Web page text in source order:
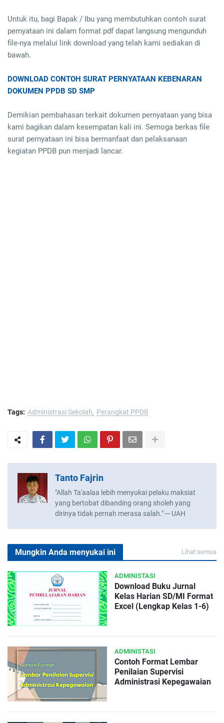
Untuk itu, bagi Bapak / Ibu yang membutuhkan contoh surat
pernyataan ini dalam format pdf dapat langsung mengunduh
file-nya melalui link download yang telah kami sediakan di
bawah.
DOWNLOAD CONTOH SURAT PERNYATAAN KEBENARAN
DOKUMEN PPDB SD SMP
Demikian pembahasan terkait dokumen pernyataan yang bisa
kami bagikan dalam kesempatan kali ini. Semoga berkas file
surat pernyataan ini bisa bermanfaat dan pelaksanaan
kegiatan PPDB pun menjadi lancar.
Tags: Administrasi Sekolah Perangkat PPDB
Tanto Fajrin
"Allah Ta'aalaa lebih menyukai pelaku maksiat
yang bertobat dibanding orang sholeh yang
dirinya tidak pernah merasa salah." ─ UAH
Mungkin Anda menyukai ini Lihat semua
ADMINISTASI
Download Buku Jurnal
Kelas Harian SD/MI Format
Excel (Lengkap Kelas 1-6)
ADMINISTASI
Contoh Format Lembar
Penilaian Supervisi
Administrasi Kepegawaian